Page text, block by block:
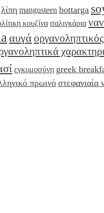
λίπη mangusteen bottarga
κουζίνα σαλιγκάρια
αυγά
εγκυμοσύνη greek
πρωινόστεφανιαία